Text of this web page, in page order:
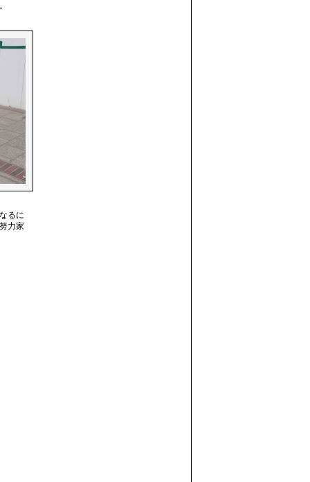
るに
力家